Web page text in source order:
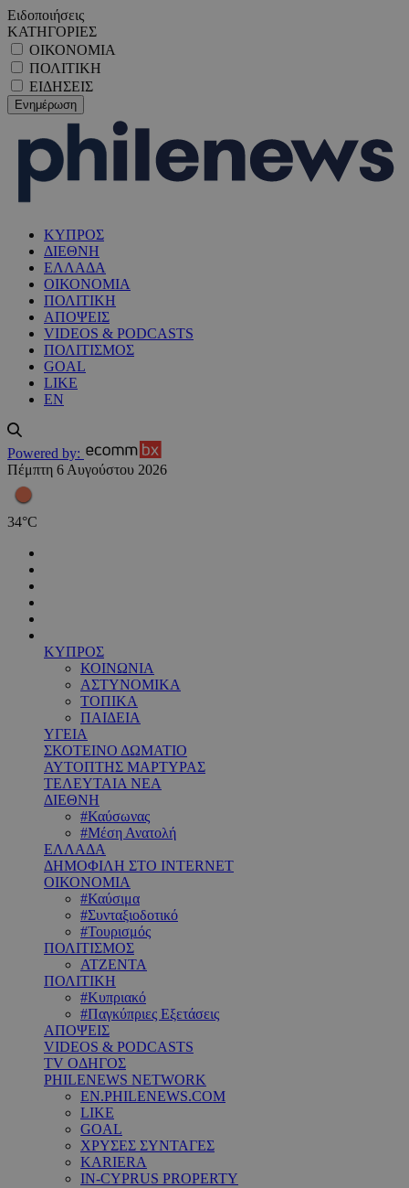
Ειδοποιήσεις
ΚΑΤΗΓΟΡΙΕΣ
ΟΙΚΟΝΟΜΙΑ
ΠΟΛΙΤΙΚΗ
ΕΙΔΗΣΕΙΣ
ΚΥΠΡΟΣ
ΔΙΕΘΝΗ
ΕΛΛΑΔΑ
ΟΙΚΟΝΟΜΙΑ
ΠΟΛΙΤΙΚΗ
ΑΠΟΨΕΙΣ
VIDEOS & PODCASTS
ΠΟΛΙΤΙΣΜΟΣ
GOAL
LIKE
EN
Powered by:
Πέμπτη 6 Αυγούστου 2026
34°C
ΚΥΠΡΟΣ
ΚΟΙΝΩΝΙΑ
ΑΣΤΥΝΟΜΙΚΑ
ΤΟΠΙΚΑ
ΠΑΙΔΕΙΑ
ΥΓΕΙΑ
ΣΚΟΤΕΙΝΟ ΔΩΜΑΤΙΟ
ΑΥΤΟΠΤΗΣ ΜΑΡΤΥΡΑΣ
ΤΕΛΕΥΤΑΙΑ ΝΕΑ
ΔΙΕΘΝΗ
#Καύσωνας
#Μέση Ανατολή
ΕΛΛΑΔΑ
ΔΗΜΟΦΙΛΗ ΣΤΟ INTERNET
ΟΙΚΟΝΟΜΙΑ
#Καύσιμα
#Συνταξιοδοτικό
#Τουρισμός
ΠΟΛΙΤΙΣΜΟΣ
ΑΤΖΕΝΤΑ
ΠΟΛΙΤΙΚΗ
#Κυπριακό
#Παγκύπριες Εξετάσεις
ΑΠΟΨΕΙΣ
VIDEOS & PODCASTS
TV ΟΔΗΓΟΣ
PHILENEWS NETWORK
EN.PHILENEWS.COM
LIKE
GOAL
ΧΡΥΣΕΣ ΣΥΝΤΑΓΕΣ
KARIERA
IN-CYPRUS PROPERTY